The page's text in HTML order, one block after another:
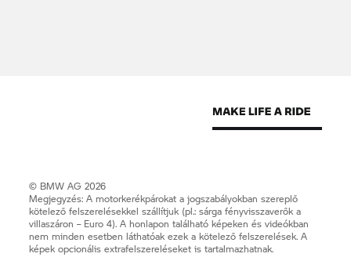
© BMW AG 2026
Megjegyzés: A motorkerékpárokat a jogszabályokban szereplő
kötelező felszerelésekkel szállítjuk (pl.: sárga fényvisszaverők a
villaszáron – Euro 4). A honlapon található képeken és videókban
nem minden esetben láthatóak ezek a kötelező felszerelések. A
képek opcionális extrafelszereléseket is tartalmazhatnak.